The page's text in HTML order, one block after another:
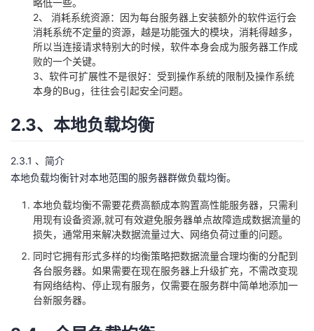
2、 消耗系统资源：因为每台服务器上安装额外的软件运行会
消耗系统不定量的资源，越是功能强大的模块，消耗得越多，
所以当连接请求特别大的时候，软件本身会成为服务器工作成
败的一个关键。
3、软件可扩展性不是很好：受到操作系统的限制及操作系统
本身的Bug，往往会引起安全问题。
2.3、本地负载均衡
2.3.1 、简介
本地负载均衡针对本地范围的服务器群做负载均衡。
本地负载均衡不需要花费高额成本购置高性能服务器，只需利
用现有设备资源,就可有效避免服务器单点故障造成数据流量的
损失，通常用来解决数据流量过大、网络负荷过重的问题。
同时它拥有形式多样的均衡策略把数据流量合理均衡的分配到
各台服务器。如果需要在现在服务器上升级扩充，不需改变现
有网络结构、停止现有服务，仅需要在服务群中简单地添加一
台新服务器。